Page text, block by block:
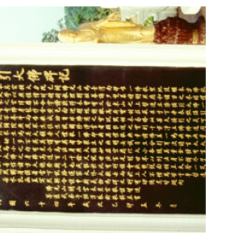
latest